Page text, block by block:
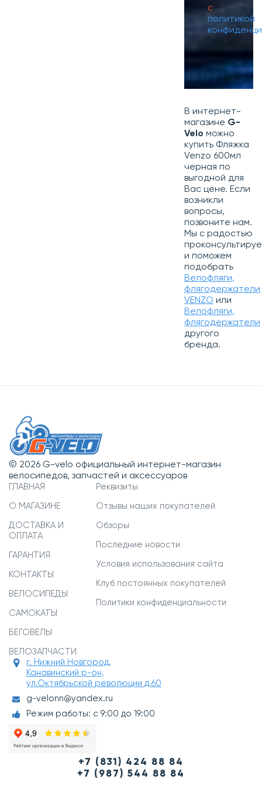
с
политикой
В интернет-
магазине G-
Velo можно
купить Фляжка
Venzo 600мл
черная по
выгодной для
Вас цене. Если
возникли
вопросы,
позвоните нам.
Мы с радостью
и поможем
подобрать
Велофляги,
флягодержатели
VENZO или
Велофляги,
флягодержатели
другого
бренда.
© 2026 G-velo официальный интернет-магазин
велосипедов, запчастей и аксессуаров
ГЛАВНАЯ
О МАГАЗИНЕ
ДОСТАВКА И
ОПЛАТА
ГАРАНТИЯ
КОНТАКТЫ
ВЕЛОСИПЕДЫ
САМОКАТЫ
БЕГОВЕЛЫ
ВЕЛОЗАПЧАСТИ
Реквизиты
Отзывы наших покупателей
Обзоры
Последние новости
Условия использования сайта
Клуб постоянных покупателей
Политики конфиденциальности
г. Нижний Новгород,
Канавинский р-он,
ул.Октябрьской революции д.60
g-velonn@yandex.ru
Режим работы: с 9:00 до 19:00
+7 (831) 424 88 84
+7 (987) 544 88 84